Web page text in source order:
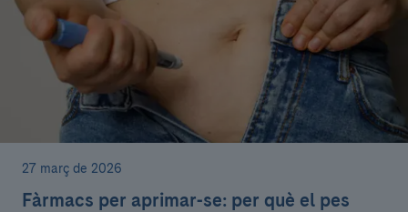
27 març de 2026
Fàrmacs per aprimar-se: per què el pes